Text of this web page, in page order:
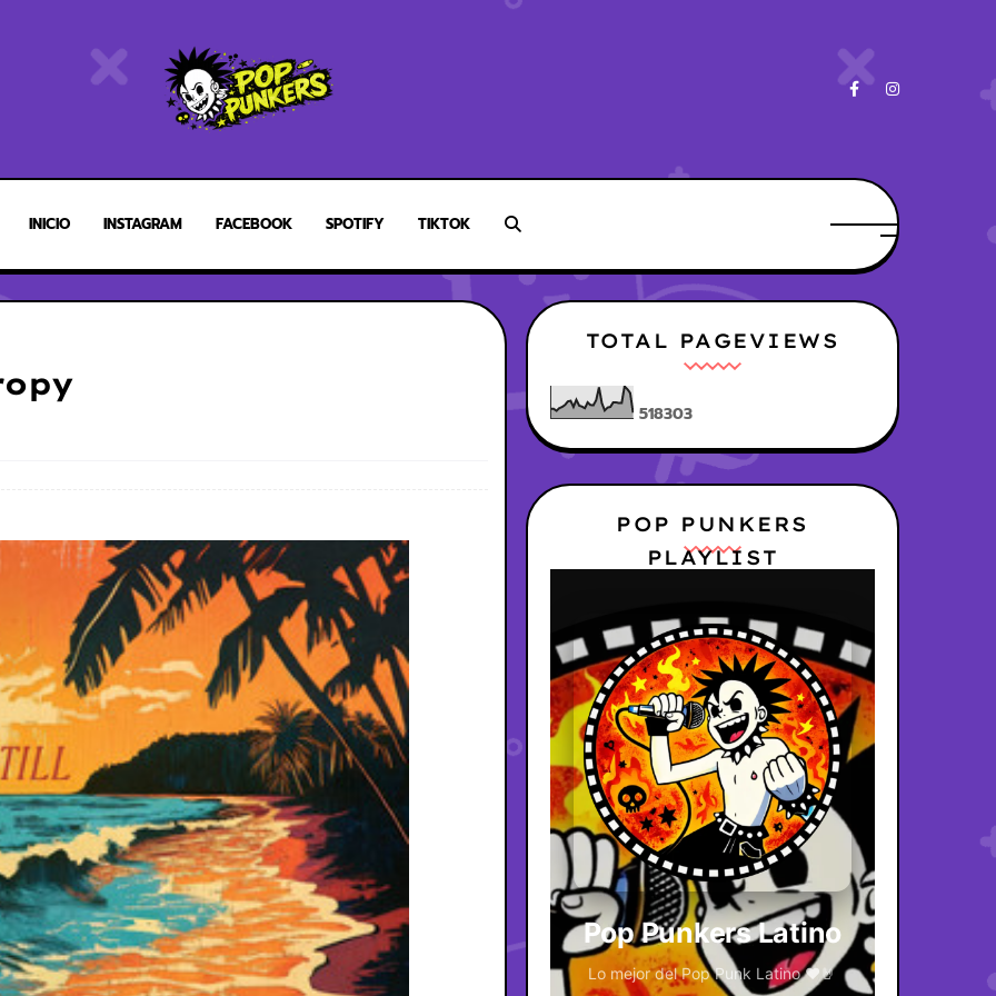
INICIO INSTAGRAM FACEBOOK SPOTIFY TIKTOK
TOTAL PAGEVIEWS
518303
POP PUNKERS
PLAYLIST